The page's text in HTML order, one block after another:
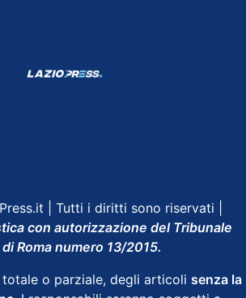
| Tutti i diritti sono riservati |
con autorizzazione del Tribunale
Roma numero 13/2015.
o parziale, degli articoli senza la